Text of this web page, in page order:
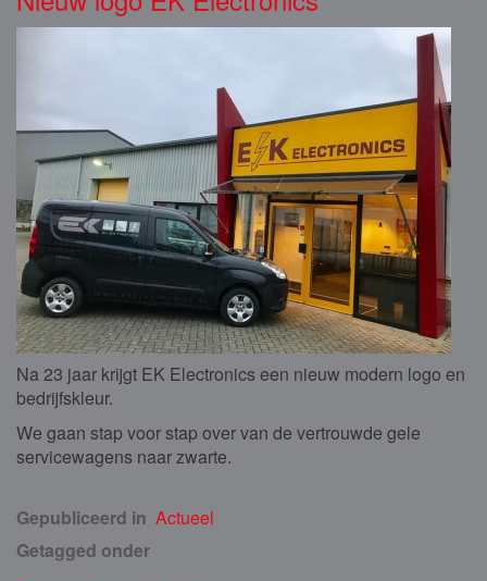
Na 23 jaar krijgt EK Electronics een nieuw modern logo en
bedrijfskleur.
We gaan stap voor stap over van de vertrouwde gele
servicewagens naar zwarte.
Gepubliceerd in Actueel
Getagged onder